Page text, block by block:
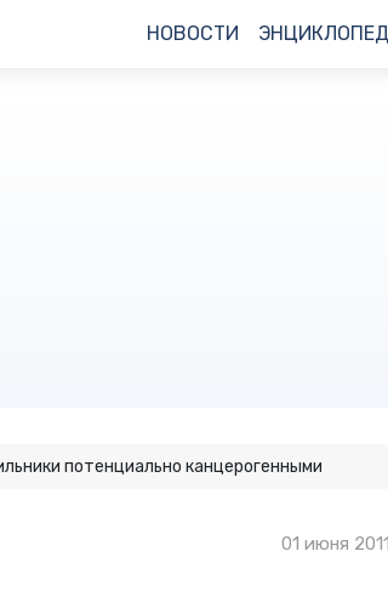
НОВОСТИ
потенциально канцерогенными
01 июня